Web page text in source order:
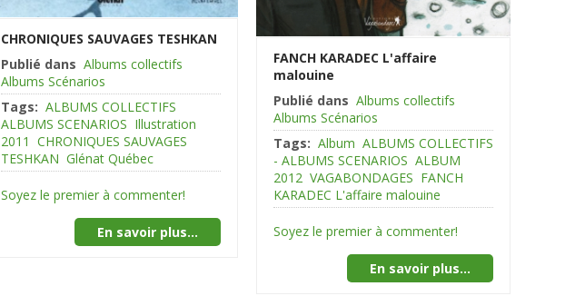
CHRONIQUES SAUVAGES TESHKAN
Publié dans Albums collectifs
Albums Scénarios
Tags: ALBUMS COLLECTIFS
ALBUMS SCENARIOS Illustration
2011 CHRONIQUES SAUVAGES
TESHKAN Glénat Québec
Soyez le premier à commenter!
En savoir plus...
FANCH KARADEC L'affaire
malouine
Publié dans Albums collectifs
Albums Scénarios
Tags: Album ALBUMS COLLECTIFS
- ALBUMS SCENARIOS ALBUM
2012 VAGABONDAGES FANCH
KARADEC L'affaire malouine
Soyez le premier à commenter!
En savoir plus...